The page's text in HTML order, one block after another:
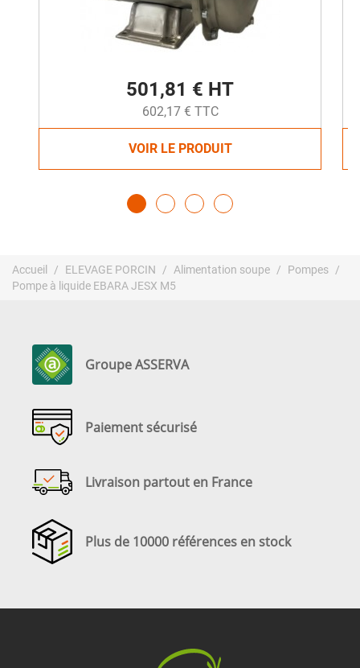
501,81 € HT
602,17 € TTC
VOIR LE PRODUIT
Accueil ELEVAGE PORCIN Alimentation soupe
Pompes
Pompe à liquide EBARA JESX M5
Groupe ASSERVA
Paiement sécurisé
Livraison partout en France
Plus de 10000 références en stock